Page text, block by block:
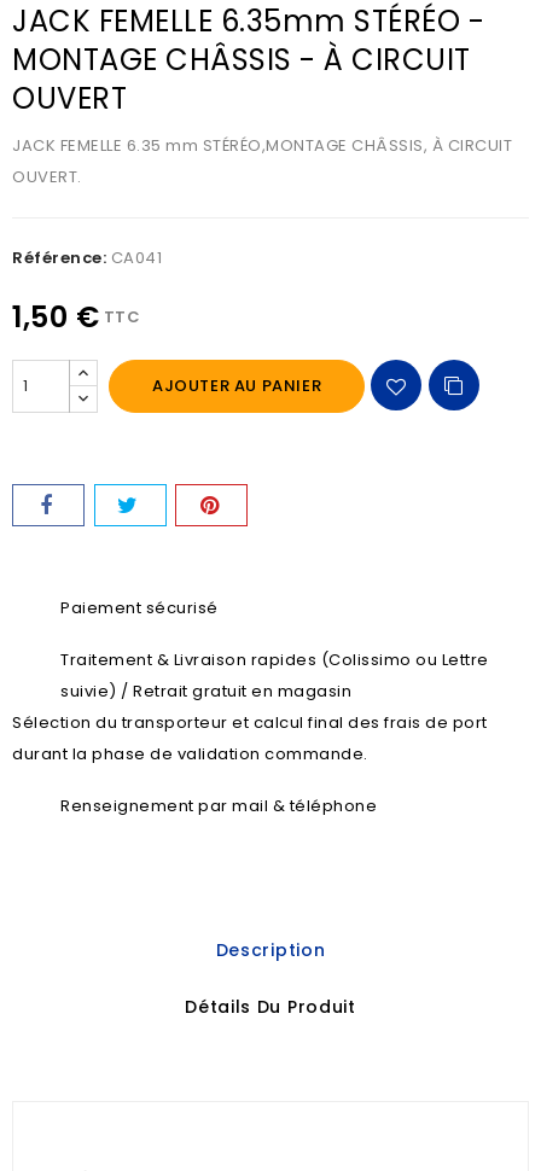
JACK FEMELLE 6.35mm STÉRÉO -
MONTAGE CHÂSSIS - À CIRCUIT
OUVERT
JACK FEMELLE 6.35 mm STÉRÉO,MONTAGE CHÂSSIS, À CIRCUIT
OUVERT.
Référence: CA041
1,50 € TTC
AJOUTER AU PANIER
Paiement sécurisé
Traitement & Livraison rapides (Colissimo ou Lettre
suivie) / Retrait gratuit en magasin
Sélection du transporteur et calcul final des frais de port
durant la phase de validation commande.
Renseignement par mail & téléphone
Description
Détails Du Produit